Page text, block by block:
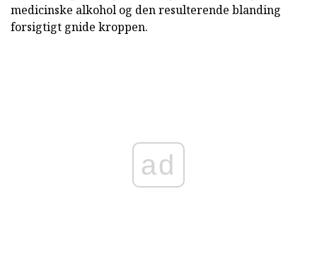
medicinske alkohol og den resulterende blanding
forsigtigt gnide kroppen.
ad